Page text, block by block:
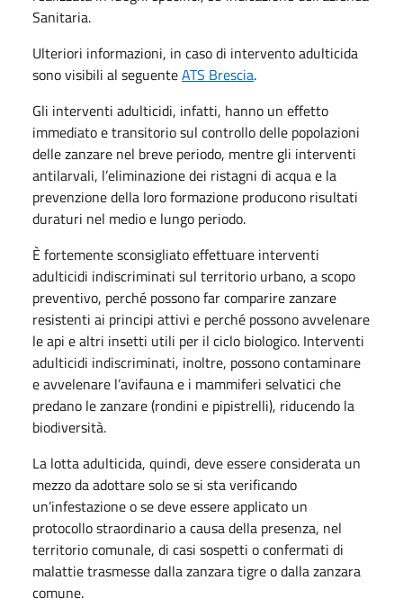
Sanitaria.
Ulteriori informazioni, in caso di intervento adulticida
sono visibili al seguenteATS Brescia.
Gli interventi adulticidi, infatti, hanno un effetto
immediato e transitorio sul controllo delle popolazioni
delle zanzare nel breve periodo, mentre gli interventi
antilarvali, l’eliminazione dei ristagni di acqua e la
prevenzione della loro formazione producono risultati
duraturi nel medio e lungo periodo.
È fortemente sconsigliato effettuare interventi
adulticidi indiscriminati sul territorio urbano, a scopo
preventivo, perché possono far comparire zanzare
resistenti ai principi attivi e perché possono avvelenare
le api e altri insetti utili per il ciclo biologico. Interventi
adulticidi indiscriminati, inoltre, possono contaminare
e avvelenare l’avifauna e i mammiferi selvatici che
predano le zanzare (rondini e pipistrelli), riducendo la
biodiversità.
La lotta adulticida, quindi, deve essere considerata un
mezzo da adottare solo se si sta verificando
un’infestazione o se deve essere applicato un
protocollo straordinario a causa della presenza, nel
territorio comunale, di casi sospetti o confermati di
malattie trasmesse dalla zanzara tigre o dalla zanzara
comune.